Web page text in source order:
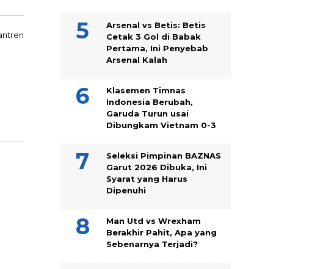
Arsenal vs Betis: Betis
Cetak 3 Gol di Babak
Pertama, Ini Penyebab
Arsenal Kalah
Klasemen Timnas
Indonesia Berubah,
Garuda Turun usai
Dibungkam Vietnam 0-3
Seleksi Pimpinan BAZNAS
Garut 2026 Dibuka, Ini
Syarat yang Harus
Dipenuhi
Man Utd vs Wrexham
Berakhir Pahit, Apa yang
Sebenarnya Terjadi?